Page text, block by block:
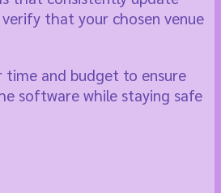
that your chosen venue
time and budget to ensure
software while staying safe